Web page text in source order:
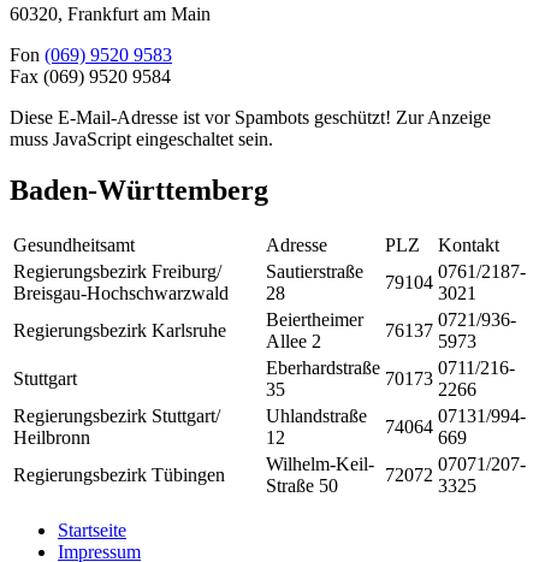
60320, Frankfurt am Main
Fon (069) 9520 9583
Fax (069) 9520 9584
Diese E-Mail-Adresse ist vor Spambots geschützt! Zur Anzeige
muss JavaScript eingeschaltet sein.
Baden-Württemberg
Gesundheitsamt Adresse PLZ
Kontakt
Regierungsbezirk Freiburg/
Breisgau-Hochschwarzwald
Sautierstraße
28
79104
0761/2187-
3021
Regierungsbezirk Karlsruhe
Beiertheimer
Allee 2
76137
0721/936-
5973
Stuttgart
Eberhardstraße
35
70173
0711/216-
2266
Regierungsbezirk Stuttgart/
Heilbronn
Uhlandstraße
12
74064
07131/994-
669
Regierungsbezirk Tübingen
Wilhelm-Keil-
Straße 50
72072
07071/207-
3325
Startseite
Impressum